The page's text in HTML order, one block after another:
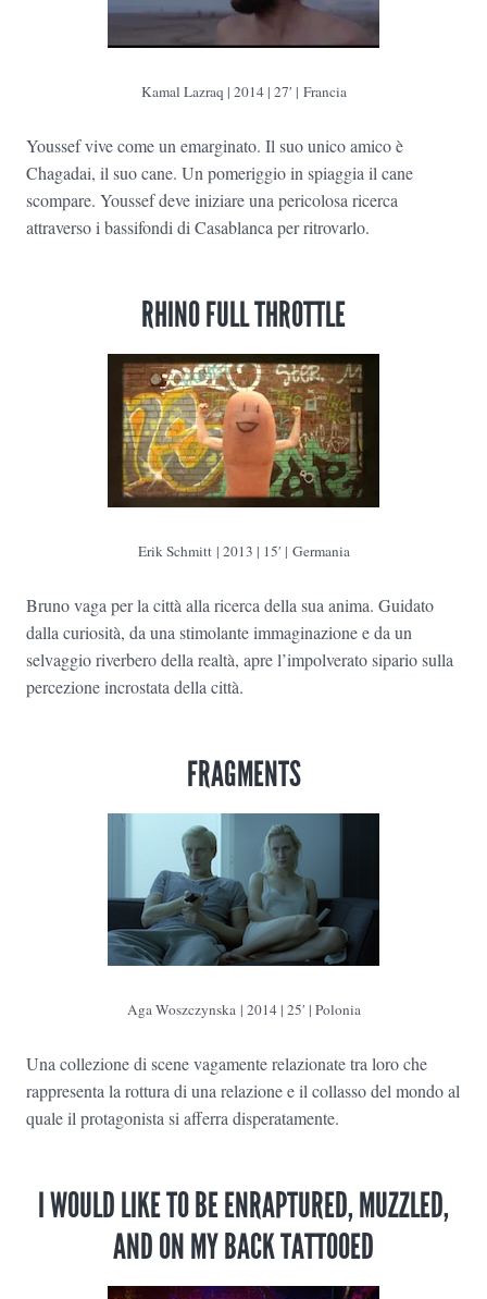
Kamal Lazraq | 2014 | 27′ | Francia
Youssef vive come un emarginato. Il suo unico amico è
Chagadai, il suo cane. Un pomeriggio in spiaggia il cane
scompare. Youssef deve iniziare una pericolosa ricerca
attraverso i bassifondi di Casablanca per ritrovarlo.
RHINO FULL THROTTLE
Erik Schmitt | 2013 | 15′ | Germania
Bruno vaga per la città alla ricerca della sua anima. Guidato
dalla curiosità, da una stimolante immaginazione e da un
selvaggio riverbero della realtà, apre l’impolverato sipario sulla
percezione incrostata della città.
FRAGMENTS
Aga Woszczynska | 2014 | 25′ | Polonia
Una collezione di scene vagamente relazionate tra loro che
rappresenta la rottura di una relazione e il collasso del mondo al
quale il protagonista si afferra disperatamente.
I WOULD LIKE TO BE ENRAPTURED, MUZZLED,
AND ON MY BACK TATTOOED